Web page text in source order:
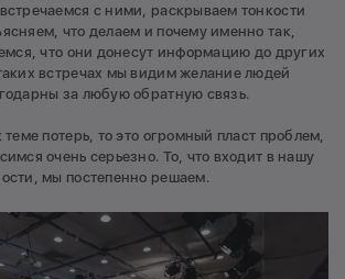
с ними, раскрываем тонкости
что делаем и почему именно так,
что они донесут информацию до других
встречах мы видим желание людей
за любую обратную связь.
теме потерь, то это огромный пласт проблем,
очень серьезно. То, что входит в нашу
мы постепенно решаем.